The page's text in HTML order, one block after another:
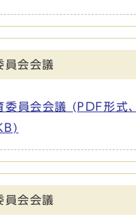
員会会議
委員会会議 (PDF形式、
員会会議